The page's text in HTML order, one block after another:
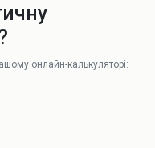
онлайн-калькуляторі: